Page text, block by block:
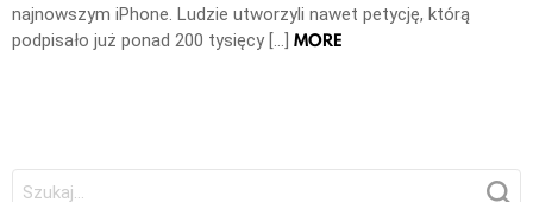
najnowszym iPhone. Ludzie utworzyli nawet petycję, którą
podpisało już ponad 200 tysięcy […] MORE